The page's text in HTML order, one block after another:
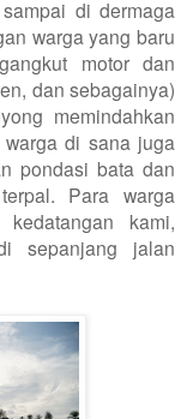
di dermaga
warga yang baru
motor dan
dan sebagainya)
memindahkan
warga di sana juga
pondasi bata dan
Para warga
kami,
sepanjang jalan